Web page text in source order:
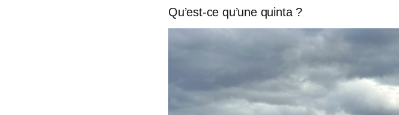
Qu’est-ce qu’une quinta ?